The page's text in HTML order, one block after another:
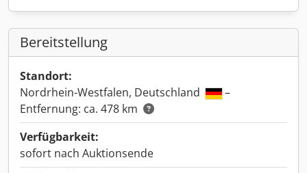
Bereitstellung
Standort:
Nordrhein-Westfalen, Deutschland
–
Entfernung: ca. 478 km
Verfügbarkeit:
sofort nach Auktionsende